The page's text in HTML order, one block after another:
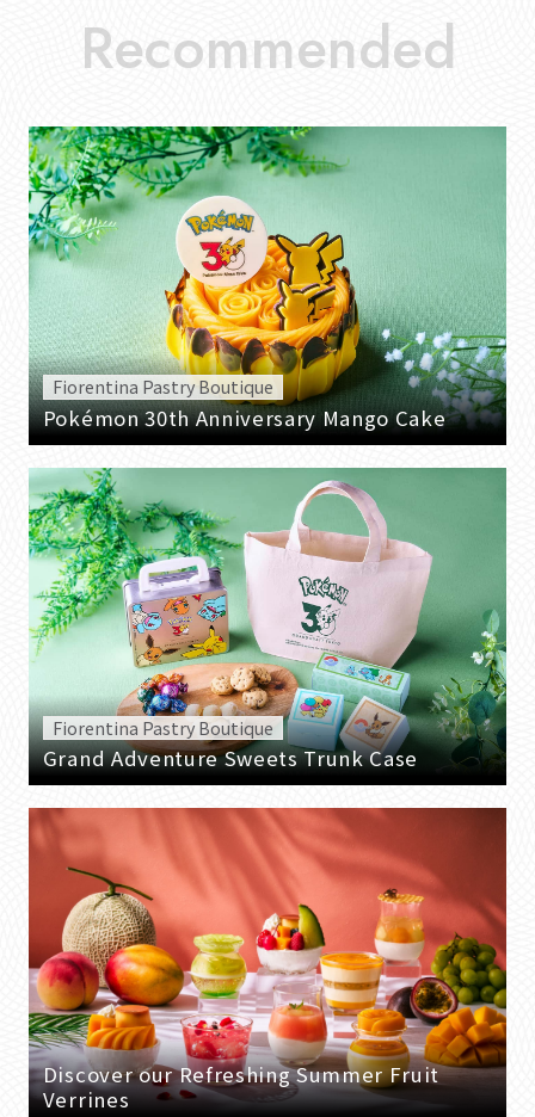
Fiorentina Pastry Boutique
Pokémon 30th Anniversary Mango Cake
Fiorentina Pastry Boutique
Grand Adventure Sweets Trunk Case
Discover our Refreshing Summer Fruit
Verrines